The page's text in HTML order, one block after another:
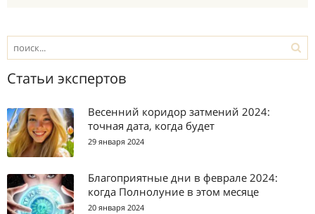
Статьи экспертов
Весенний коридор затмений 2024:
точная дата, когда будет
29 января 2024
Благоприятные дни в феврале 2024:
когда Полнолуние в этом месяце
20 января 2024